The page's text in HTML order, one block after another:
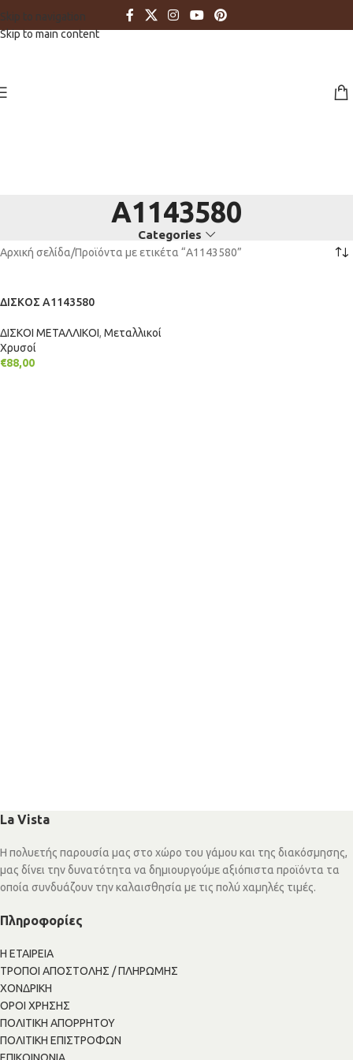
Skip to navigation
Skip to main content
A1143580
Categories
Αρχική σελίδα Προϊόντα με ετικέτα “A1143580”
ΔΙΣΚΟΣ A1143580
ΔΙΣΚΟΙ ΜΕΤΑΛΛΙΚΟΙ, Μεταλλικοί
Χρυσοί
€88,00
La Vista
Η πολυετής παρουσία μας στο χώρο του γάμου και της διακόσμησης,
μας δίνει την δυνατότητα να δημιουργούμε αξιόπιστα προϊόντα τα
οποία συνδυάζουν την καλαισθησία με τις πολύ χαμηλές τιμές.
Πληροφορίες
Η ΕΤΑΙΡΕΙΑ
ΤΡΟΠΟΙ ΑΠΟΣΤΟΛΗΣ / ΠΛΗΡΩΜΗΣ
ΧΟΝΔΡΙΚΗ
ΟΡΟΙ ΧΡΗΣΗΣ
ΠΟΛΙΤΙΚΗ ΑΠΟΡΡΗΤΟΥ
ΠΟΛΙΤΙΚΗ ΕΠΙΣΤΡΟΦΩΝ
ΕΠΙΚΟΙΝΩΝΙΑ